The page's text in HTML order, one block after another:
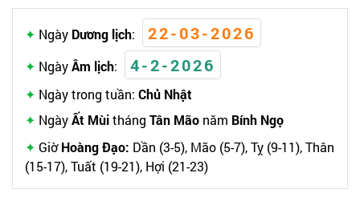
Ngày Dương lịch: 22-03-2026
NgàyÂm lịch: 4-2-2026
Ngày trong tuần: Chủ Nhật
NgàyẤt Mùitháng Tân Mão năm Bính Ngọ
GiờHoàng Đạo: Dần (3-5), Mão (5-7), Tỵ (9-11), Thân
(15-17), Tuất (19-21), Hợi (21-23)